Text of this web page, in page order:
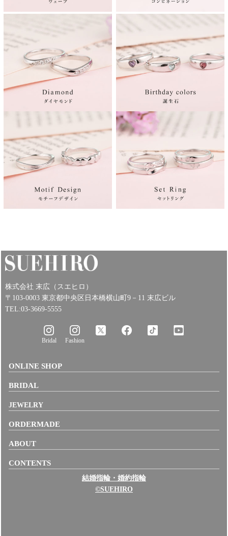
株式会社 末広（スエヒロ）
〒103-0003 東京都中央区日本橋横山町9－11 末広ビル
TEL:03-3669-5555
Bridal Fashion
ONLINE SHOP
BRIDAL
JEWELRY
ORDERMADE
ABOUT
CONTENTS
結婚指輪・婚約指輪
©SUEHIRO